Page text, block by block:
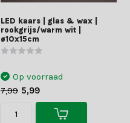
LED kaars | glas & wax |
rookgrijs/warm wit |
ø10x15cm
Op voorraad
7,99 5,99